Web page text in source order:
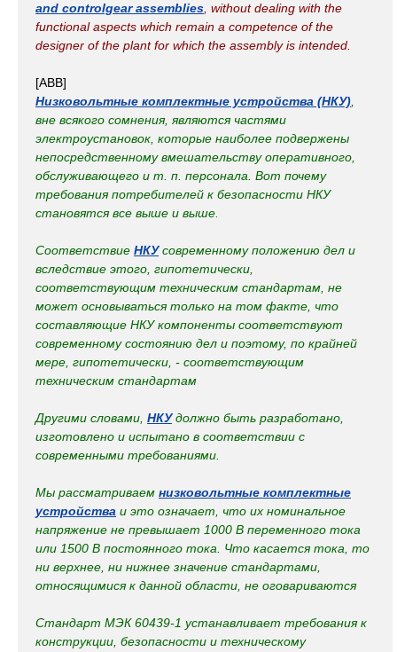
and controlgear assemblies , without dealing with the
functional aspects which remain a competence of the
designer of the plant for which the assembly is intended.
[ABB]
Низковольтные комплектные устройства (НКУ)
вне всякого сомнения, являются частями
электроустановок, которые наиболее подвержены
непосредственному вмешательству оперативного,
обслуживающего и т. п. персонала. Вот почему
требования потребителей к безопасности НКУ
становятся все выше и выше.
Соответствие НКУсовременному положению дел и
вследствие этого, гипотетически,
соответствующим техническим стандартам, не
может основываться только на том факте, что
составляющие НКУ компоненты соответствуют
современному состоянию дел и поэтому, по крайней
мере, гипотетически, - соответствующим
техническим стандартам
Другими словами, НКУдолжно быть разработано,
изготовлено и испытано в соответствии с
современными требованиями.
Мы рассматриваем низковольтные комплектные
устройства и это означает, что их номинальное
напряжение не превышает 1000 В переменного тока
или 1500 В постоянного тока. Что касается тока, то
ни верхнее, ни нижнее значение стандартами,
относящимися к данной области, не оговариваются
Стандарт МЭК 60439-1 устанавливает требования к
конструкции, безопасности и техническому